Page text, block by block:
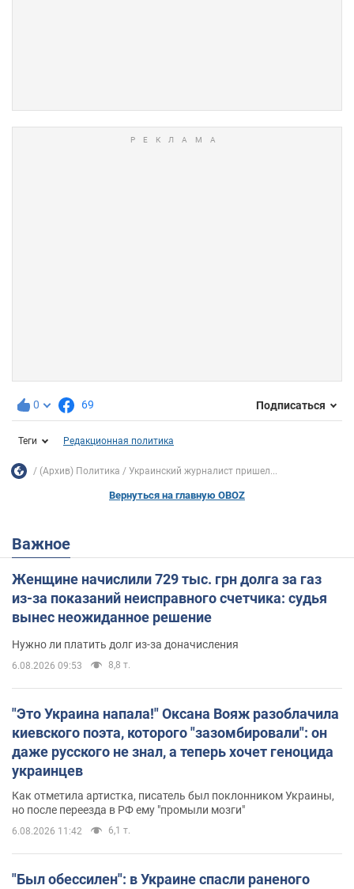
0 69 Подписаться
Теги Редакционная политика
(Архив) Политика Украинский журналист пришел...
Вернуться на главную OBOZ
Важное
Женщине начислили 729 тыс. грн долга за газ
из-за показаний неисправного счетчика: судья
вынес неожиданное решение
Нужно ли платить долг из-за доначисления
6.08.2026 09:53 8,8 т.
"Это Украина напала!" Оксана Вояж разоблачила
киевского поэта, которого "зазомбировали": он
даже русского не знал, а теперь хочет геноцида
украинцев
Как отметила артистка, писатель был поклонником Украины,
но после переезда в РФ ему "промыли мозги"
6.08.2026 11:42 6,1 т.
"Был обессилен": в Украине спасли раненого